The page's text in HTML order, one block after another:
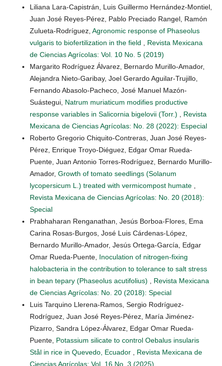
Liliana Lara-Capistrán, Luis Guillermo Hernández-Montiel,
Juan José Reyes-Pérez, Pablo Preciado Rangel, Ramón
Zulueta-Rodríguez, Agronomic response of Phaseolus
vulgaris to biofertilization in the field , Revista Mexicana
de Ciencias Agrícolas: Vol. 10 No. 5 (2019)
Margarito Rodríguez Álvarez, Bernardo Murillo-Amador,
Alejandra Nieto-Garibay, Joel Gerardo Aguilar-Trujillo,
Fernando Abasolo-Pacheco, José Manuel Mazón-
Suástegui, Natrum muriaticum modifies productive
response variables in Salicornia bigelovii (Torr.) , Revista
Mexicana de Ciencias Agrícolas: No. 28 (2022): Especial
Roberto Gregorio Chiquito-Contreras, Juan José Reyes-
Pérez, Enrique Troyo-Diéguez, Edgar Omar Rueda-
Puente, Juan Antonio Torres-Rodríguez, Bernardo Murillo-
Amador, Growth of tomato seedlings (Solanum
lycopersicum L.) treated with vermicompost humate ,
Revista Mexicana de Ciencias Agrícolas: No. 20 (2018):
Special
Prabhaharan Renganathan, Jesús Borboa-Flores, Ema
Carina Rosas-Burgos, José Luis Cárdenas-López,
Bernardo Murillo-Amador, Jesús Ortega-García, Edgar
Omar Rueda-Puente, Inoculation of nitrogen-fixing
halobacteria in the contribution to tolerance to salt stress
in bean tepary (Phaseolus acutifolius) , Revista Mexicana
de Ciencias Agrícolas: No. 20 (2018): Special
Luis Tarquino Llerena-Ramos, Sergio Rodríguez-
Rodríguez, Juan José Reyes-Pérez, María Jiménez-
Pizarro, Sandra López-Álvarez, Edgar Omar Rueda-
Puente, Potassium silicate to control Oebalus insularis
Stål in rice in Quevedo, Ecuador , Revista Mexicana de
Ciencias Agrícolas: Vol. 16 No. 3 (2025)